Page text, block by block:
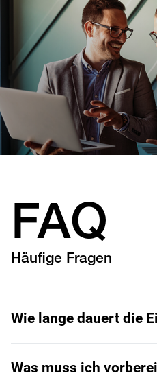
FAQ
Häufige Fragen
Wie lange dauert die
Was muss ich